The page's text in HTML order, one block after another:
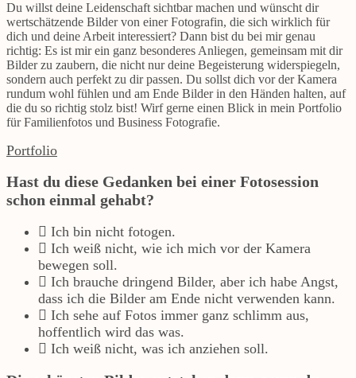
Du willst deine Leidenschaft sichtbar machen und wünscht dir
wertschätzende Bilder von einer Fotografin, die sich wirklich für
dich und deine Arbeit interessiert? Dann bist du bei mir genau
richtig: Es ist mir ein ganz besonderes Anliegen, gemeinsam mit dir
Bilder zu zaubern, die nicht nur deine Begeisterung widerspiegeln,
sondern auch perfekt zu dir passen. Du sollst dich vor der Kamera
rundum wohl fühlen und am Ende Bilder in den Händen halten, auf
die du so richtig stolz bist! Wirf gerne einen Blick in mein Portfolio
für Familienfotos und Business Fotografie.
Portfolio
Hast du diese Gedanken bei einer Fotosession
schon einmal gehabt?
Ich bin nicht fotogen.
Ich weiß nicht, wie ich mich vor der Kamera
bewegen soll.
Ich brauche dringend Bilder, aber ich habe Angst,
dass ich die Bilder am Ende nicht verwenden kann.
Ich sehe auf Fotos immer ganz schlimm aus,
hoffentlich wird das was.
Ich weiß nicht, was ich anziehen soll.